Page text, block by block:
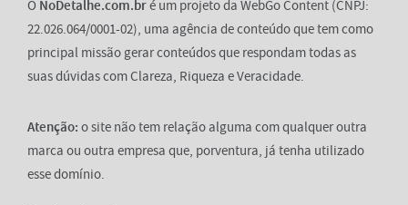
O NoDetalhe.com.bré um projeto da WebGo Content (CNPJ:
22.026.064/0001-02), uma agência de conteúdo que tem como
principal missão gerar conteúdos que respondam todas as
suas dúvidas com Clareza, Riqueza e Veracidade.
Atenção: o site não tem relação alguma com qualquer outra
marca ou outra empresa que, porventura, já tenha utilizado
esse domínio.